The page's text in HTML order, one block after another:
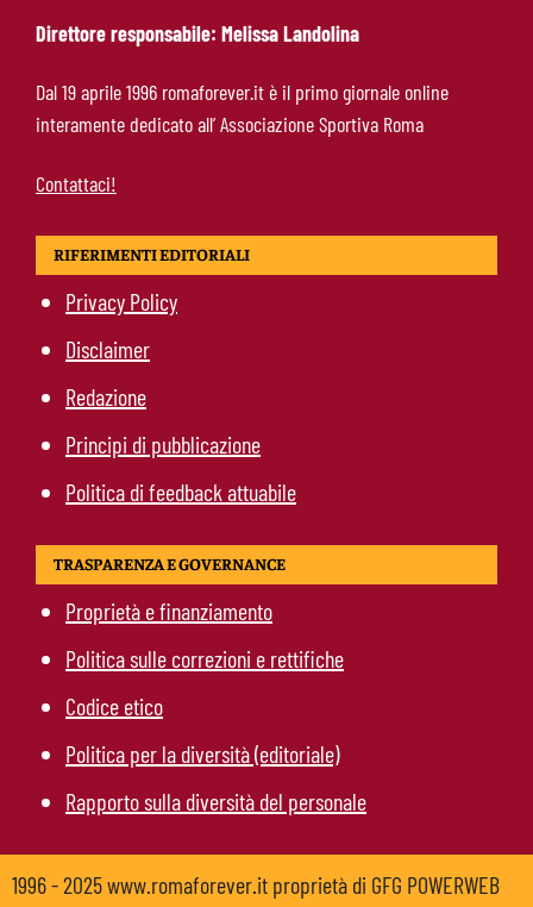
Roma, termina il tour britannico: Gasperini
concede due giorni di riposo, poi testa alla
Fiorentina
Direttore responsabile: Melissa Landolina
Dal 19 aprile 1996 romaforever.it è il primo giornale online
interamente dedicato all’ Associazione Sportiva Roma
Contattaci!
RIFERIMENTI EDITORIALI
Privacy Policy
Disclaimer
Redazione
Principi di pubblicazione
Politica di feedback attuabile
TRASPARENZA E GOVERNANCE
Proprietà e finanziamento
Politica sulle correzioni e rettifiche
Codice etico
Politica per la diversità (editoriale)
Rapporto sulla diversità del personale
1996 - 2025 www.romaforever.it proprietà di GFG POWERWEB